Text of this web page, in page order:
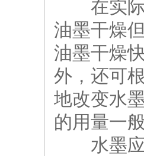
在实际
油墨干燥
油墨干燥
外，还可
地改变水
的用量一
水墨应